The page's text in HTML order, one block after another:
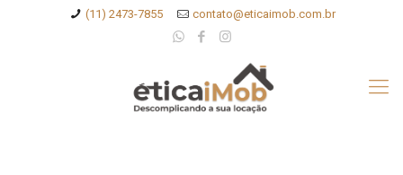
(11) 2473-7855 contato@eticaimob.com.br